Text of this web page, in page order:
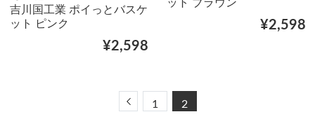
吉川国工業 ポイっとバスケ
ット ピンク
¥2,598
ット ブラウン
¥2,598
Previous
1 2